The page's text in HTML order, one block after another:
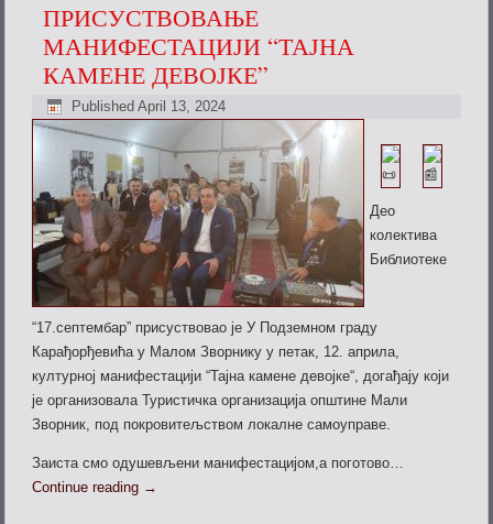
ПРИСУСТВОВАЊЕ
МАНИФЕСТАЦИЈИ “ТАЈНА
КАМЕНЕ ДЕВОЈКЕ”
Published April 13, 2024
Део
колектива
Библиотеке
“17.септембар” присуствовао је У Подземном граду
Карађорђевића у Малом Зворнику у петак, 12. априла,
културној манифестацији “Тајна камене девојке“, догађају који
је организовала Туристичка организација општине Мали
Зворник, под покровитељством локалне самоуправе.
Заиста смо одушевљени манифестацијом,а поготово…
Continue reading →